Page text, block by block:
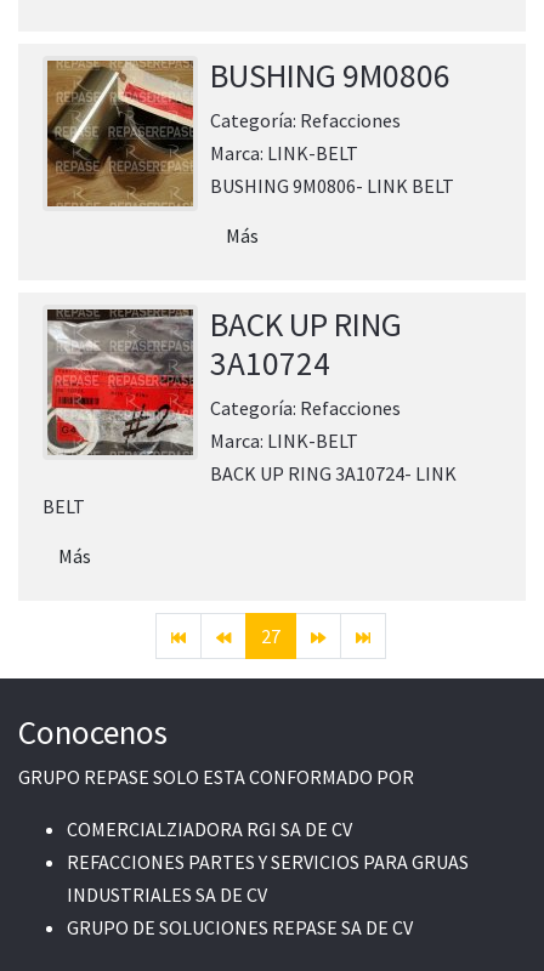
BUSHING 9M0806
Categoría: Refacciones
Marca: LINK-BELT
BUSHING 9M0806- LINK BELT
Más
BACK UP RING
3A10724
Categoría: Refacciones
Marca: LINK-BELT
BACK UP RING 3A10724- LINK
BELT
Más
27
Conocenos
GRUPO REPASE SOLO ESTA CONFORMADO POR
COMERCIALZIADORA RGI SA DE CV
REFACCIONES PARTES Y SERVICIOS PARA GRUAS
INDUSTRIALES SA DE CV
GRUPO DE SOLUCIONES REPASE SA DE CV